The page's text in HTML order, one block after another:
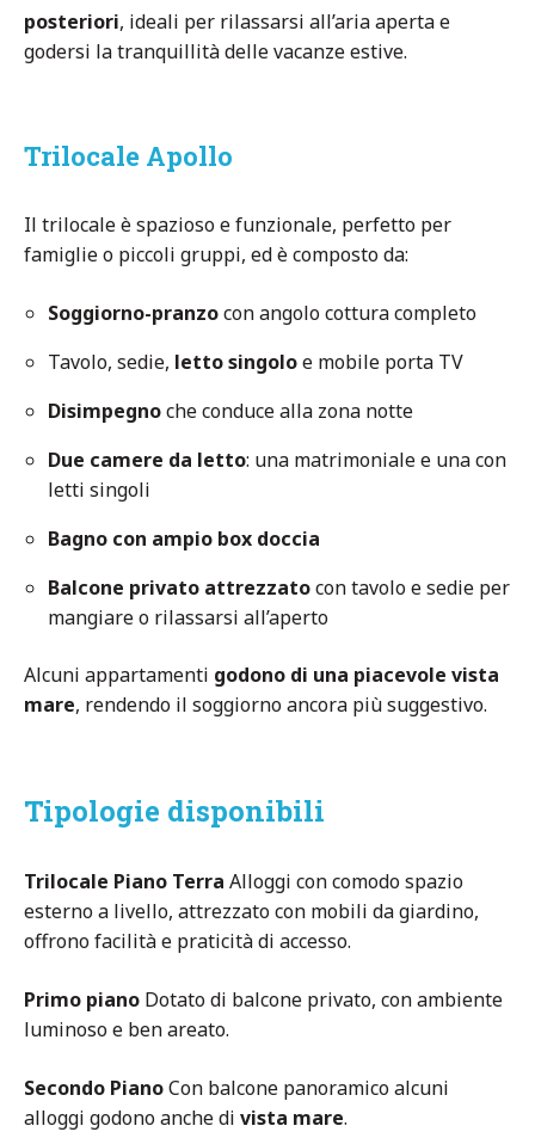
posteriori, ideali per rilassarsi all’aria aperta e
godersi la tranquillità delle vacanze estive.
Trilocale Apollo
Il trilocale è spazioso e funzionale, perfetto per
famiglie o piccoli gruppi, ed è composto da:
Soggiorno-pranzocon angolo cottura completo
Tavolo, sedie, letto singoloe mobile porta TV
Disimpegnoche conduce alla zona notte
Due camere da letto: una matrimoniale e una con
letti singoli
Bagno con ampio box doccia
Balcone privato attrezzatocon tavolo e sedie per
mangiare o rilassarsi all’aperto
Alcuni appartamenti godono di una piacevole vista
mare, rendendo il soggiorno ancora più suggestivo.
Tipologie disponibili
Trilocale Piano Terra Alloggi con comodo spazio
esterno a livello, attrezzato con mobili da giardino,
offrono facilità e praticità di accesso.
Primo piano Dotato di balcone privato, con ambiente
luminoso e ben areato.
Secondo PianoCon balcone panoramico alcuni
alloggi godono anche di vista mare.